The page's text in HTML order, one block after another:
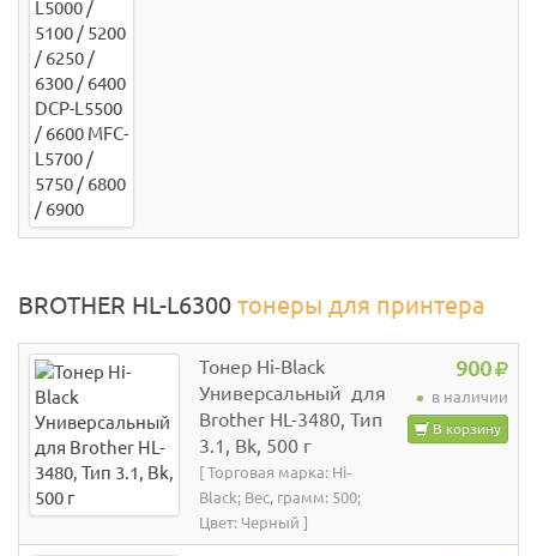
BROTHER HL-L6300 тонеры для принтера
Тонер Hi-Black
Универсальный для
Brother HL-3480, Тип
3.1, Bk, 500 г
[ Торговая марка: Hi-
Black; Вес, грамм: 500;
Цвет: Черный ]
900
в наличии
В корзину